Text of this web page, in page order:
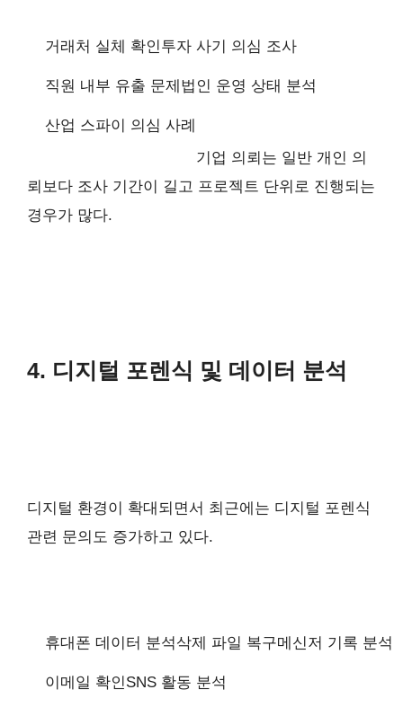
거래처 실체 확인투자 사기 의심 조사
직원 내부 유출 문제 법인 운영 상태 분석
산업 스파이 의심 사례
기업 의뢰는 일반 개인 의
뢰보다 조사 기간이 길고 프로젝트 단위로 진행되는
경우가 많다.
4. 디지털 포렌식 및 데이터 분석
디지털 환경이 확대되면서 최근에는 디지털 포렌식
관련 문의도 증가하고 있다.
휴대폰 데이터 분석삭제 파일 복구메신저 기록 분석
이메일 확인SNS 활동 분석